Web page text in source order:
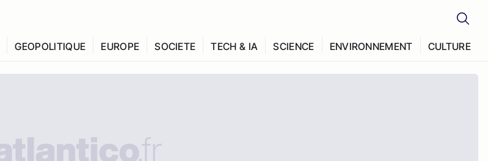
GEOPOLITIQUE EUROPE SOCIETE TECH & IA SCIENCE ENVIRONNEMENT CULTURE